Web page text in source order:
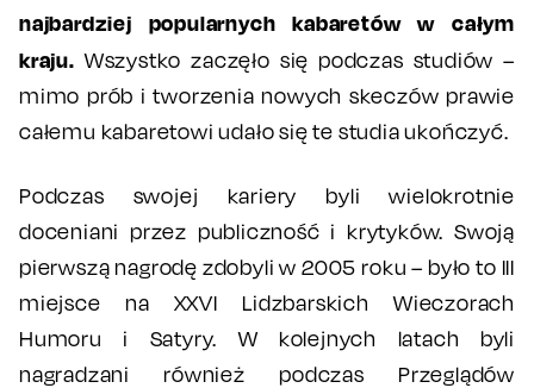
najbardziej popularnych kabaretów w całym
kraju. Wszystko zaczęło się podczas studiów –
mimo prób i tworzenia nowych skeczów prawie
całemu kabaretowi udało się te studia ukończyć.
Podczas swojej kariery byli wielokrotnie
doceniani przez publiczność i krytyków. Swoją
pierwszą nagrodę zdobyli w 2005 roku – było to III
miejsce na XXVI Lidzbarskich Wieczorach
Humoru i Satyry. W kolejnych latach byli
nagradzani również podczas Przeglądów